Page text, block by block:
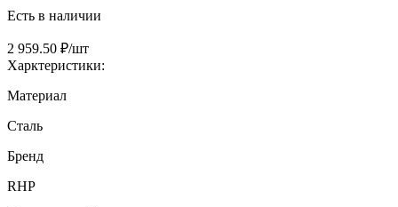
Есть в наличии
2 959.50 ₽/шт
Харктеристики:
Материал
Сталь
Бренд
RHP